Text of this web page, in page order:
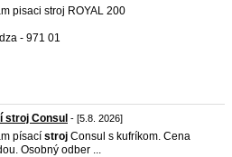
pisaci stroj ROYAL 200
- 971 01
stroj Consul - [5.8. 2026]
písací stroj Consul s kufríkom. Cena
Osobný odber ...